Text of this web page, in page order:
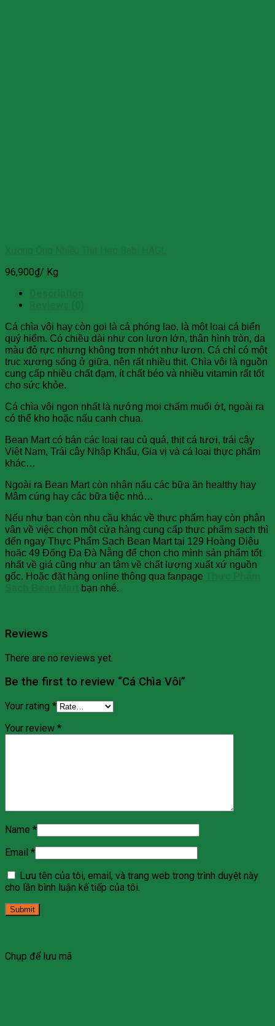
96,900₫/ Kg
Cá chìa vôi hay còn gọi là cá phóng lao, là một loại cá biển
quý hiếm. Có chiều dài như con lươn lớn, thân hình tròn, da
màu đỏ rực nhưng không trơn nhớt như lươn. Cá chỉ có một
trục xương sống ở giữa, nên rất nhiều thịt. Chìa vôi là nguồn
cung cấp nhiều chất đạm, ít chất béo và nhiều vitamin rất tốt
cho sức khỏe.
Cá chìa vôi ngon nhất là nướng mọi chấm muối ớt, ngoài ra
có thể kho hoặc nấu canh chua.
Bean Mart có bán các loại rau củ quả, thịt cá tươi, trái cây
Việt Nam, Trái cây Nhập Khẩu, Gia vị và cá loại thực phẩm
khác…
Ngoài ra Bean Mart còn nhận nấu các bữa ăn healthy hay
Mâm cúng hay các bữa tiệc nhỏ…
Nếu như bạn còn nhu cầu khác về thực phẩm hay còn phân
vân về việc chọn một cửa hàng cung cấp thực phẩm sạch thì
đến ngay Thực Phẩm Sạch Bean Mart tại 129 Hoàng Diệu
hoặc 49 Đống Đa Đà Nẵng để chọn cho mình sản phẩm tốt
nhất về giá cũng như an tâm về chất lượng xuất xứ nguồn
gốc. Hoặc đặt hàng online thông qua fanpage
bạn nhé.
Reviews
There are no reviews yet.
Be the first to review “Cá Chìa Vôi”
Your rating *
Your review *
Name *
Email *
Lưu tên của tôi, email, và trang web trong trình duyệt này
cho lần bình luận kế tiếp của tôi.
Chụp để lưu mã